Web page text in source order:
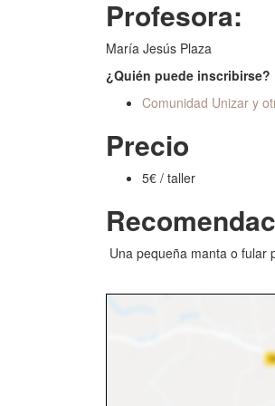
Profesora:
María Jesús Plaza
¿Quién puede inscribirse?
Comunidad Unizar y
Precio
5€ / taller
Una pequeña manta o fular